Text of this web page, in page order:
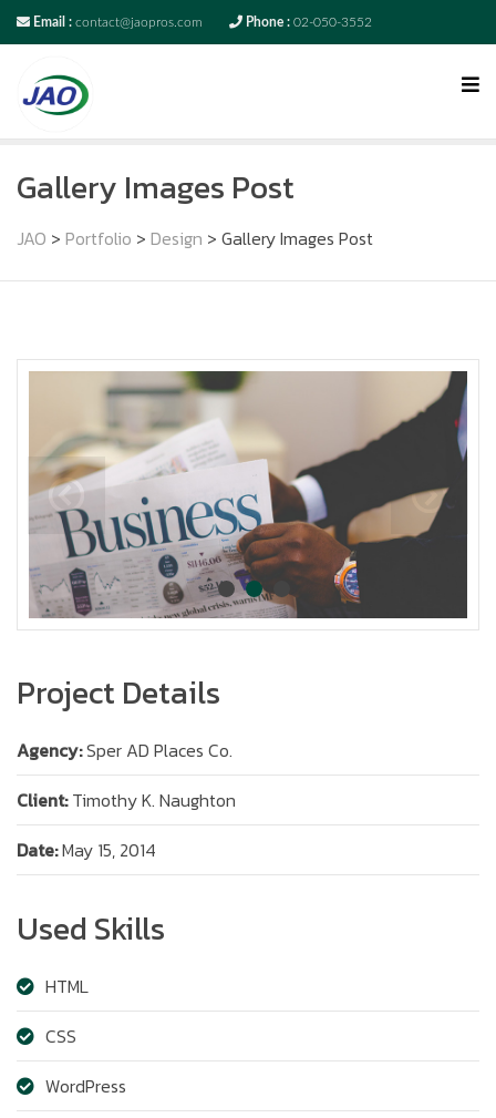
Email : contact@jaopros.com Phone : 02-050-3552
Gallery Images Post
JAO > Portfolio > Design > Gallery Images Post
Project Details
Agency:Sper AD Places Co.
Client:Timothy K. Naughton
Date:May 15, 2014
Used Skills
HTML
CSS
WordPress